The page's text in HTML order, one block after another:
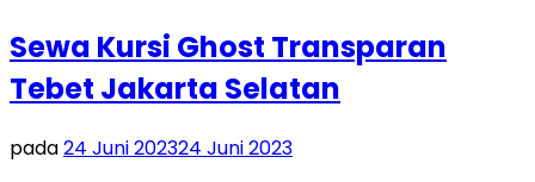
Sewa Kursi Ghost Transparan
Tebet Jakarta Selatan
pada24 Juni 202324 Juni 2023